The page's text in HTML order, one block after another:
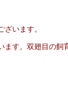
います。
す。双翅目の